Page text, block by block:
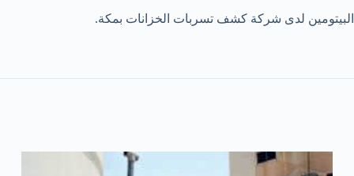
البيتومين لدى شركة كشف تسربات الخزانات بمكة.